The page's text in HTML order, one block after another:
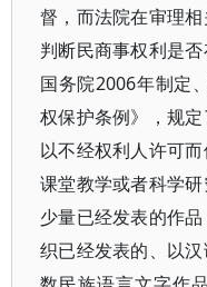
督，而法院在审理
判断民商事权利是
国务院2006年制定
权保护条例》，规
以不经权利人许可
课堂教学或者科学
少量已经发表的作
织已经发表的、以